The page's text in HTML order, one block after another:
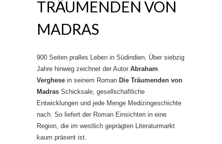
TRÄUMENDEN VON
MADRAS
900 Seiten pralles Leben in Südindien. Über siebzig
Jahre hinweg zeichnet der Autor Abraham
Verghese in seinem Roman Die Träumenden von
Madras Schicksale, gesellschaftliche
Entwicklungen und jede Menge Medizingeschichte
nach. So liefert der Roman Einsichten in eine
Region, die im westlich geprägten Literaturmarkt
kaum präsent ist.